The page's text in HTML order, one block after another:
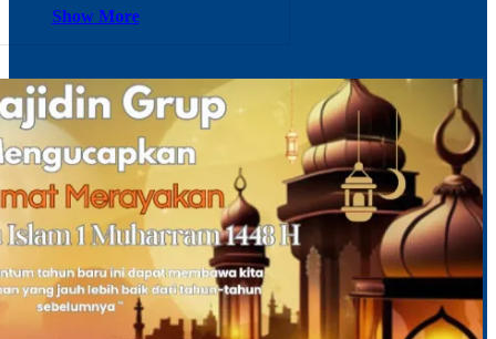
Show More